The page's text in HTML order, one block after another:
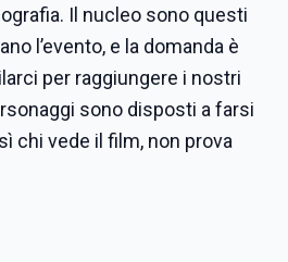
Il nucleo sono questi
l’evento, e la domanda è
per raggiungere i nostri
sono disposti a farsi
chi vede il film, non prova